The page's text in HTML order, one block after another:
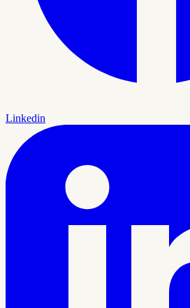
Linkedin